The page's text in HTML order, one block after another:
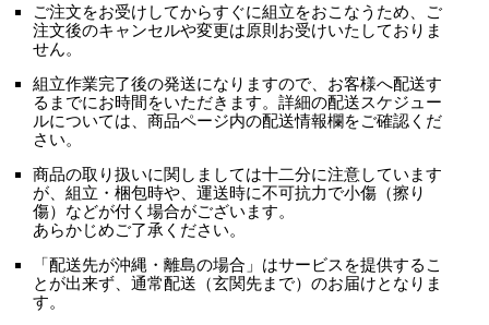
ご注文をお受けしてからすぐに組立をおこなうため、
ご
注文後のキャンセルや変更は原則お受けいたしておりま
せん。
組立作業完了後の発送になりますので、お客様へ配送す
るまでにお時間をいただきます。詳細の配送スケジュー
ルについては、商品ページ内の配送情報欄をご確認くだ
さい。
商品の取り扱いに関しましては十二分に注意しています
が、 組立・梱包時や、運送時に不可抗力で小傷（擦り
傷）などが付く場合がございます。
あらかじめご了承ください。
「配送先が沖縄・離島の場合」はサービスを提供するこ
とが出来ず、 通常配送（玄関先まで）のお届けとなりま
す。